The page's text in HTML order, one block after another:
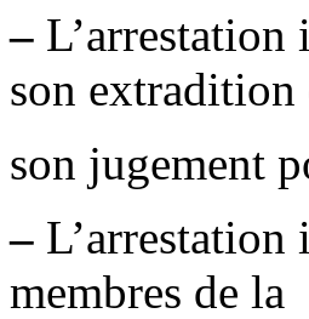
–
son extradition
son jugement
–
membres de la